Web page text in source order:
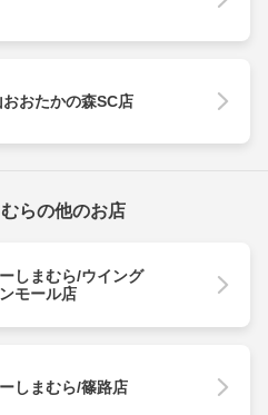
おたかの森SC店
らの他のお店
しまむら/ウイング
モール店
しまむら/篠路店